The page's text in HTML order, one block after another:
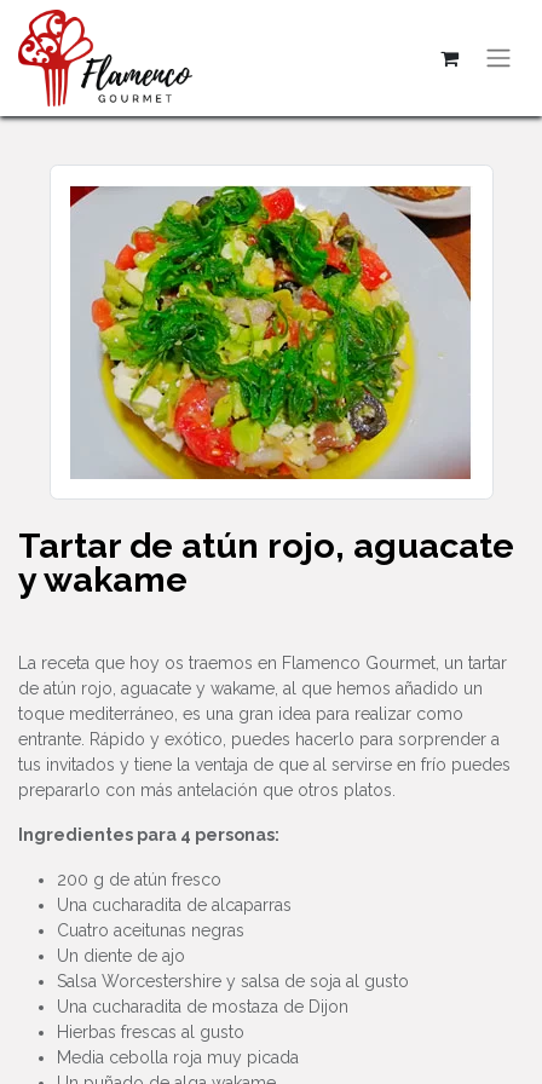
Tartar de atún rojo, aguacate
y wakame
La receta que hoy os traemos en Flamenco Gourmet, un tartar
de atún rojo, aguacate y wakame, al que hemos añadido un
toque mediterráneo, es una gran idea para realizar como
entrante. Rápido y exótico, puedes hacerlo para sorprender a
tus invitados y tiene la ventaja de que al servirse en frío puedes
prepararlo con más antelación que otros platos.
Ingredientes para 4 personas:
200 g de atún fresco
Una cucharadita de alcaparras
Cuatro aceitunas negras
Un diente de ajo
Salsa Worcestershire y salsa de soja al gusto
Una cucharadita de mostaza de Dijon
Hierbas frescas al gusto
Media cebolla roja muy picada